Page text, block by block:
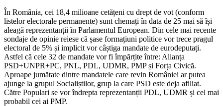
În România, cei 18,4 milioane cetățeni cu drept de vot (conform
listelor electorale permanente) sunt chemați în data de 25 mai să își
aleagă reprezentanții în Parlamentul European. Din cele mai recente
sondaje de opinie reiese că șase formațiuni politice vor trece pragul
electoral de 5% și implicit vor câștiga mandate de eurodeputați.
Astfel că cele 32 de mandate vor fi împărțite între: Alianța
PSD+UNPR+PC, PNL, PDL, UDMR, PMP și Forța Civică.
Aproape jumătate dintre mandatele care revin României ar putea
ajunge la grupul Socialiștilor, grup la care PSD este deja afiliat.
Către Populari se vor îndrepta reprezentanții PDL, UDMR și cel mai
probabil cei ai PMP.